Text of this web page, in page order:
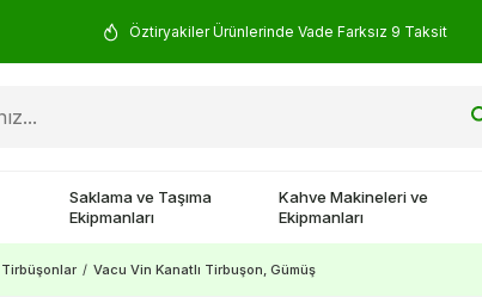
Öztiryakiler Ürünlerinde Vade Farksız 9 Taksit
Saklama ve Taşıma
Ekipmanları
Kahve Makineleri ve
Ekipmanları
Tirbüşonlar / Vacu Vin Kanatlı Tirbuşon, Gümüş